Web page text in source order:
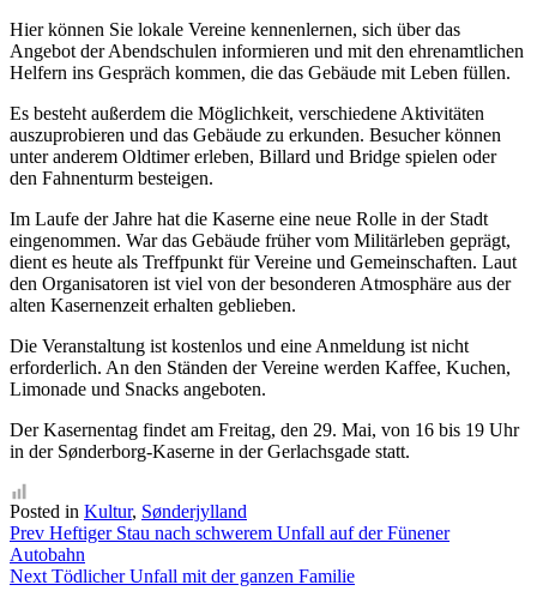
Hier können Sie lokale Vereine kennenlernen, sich über das
Angebot der Abendschulen informieren und mit den ehrenamtlichen
Helfern ins Gespräch kommen, die das Gebäude mit Leben füllen.
Es besteht außerdem die Möglichkeit, verschiedene Aktivitäten
auszuprobieren und das Gebäude zu erkunden. Besucher können
unter anderem Oldtimer erleben, Billard und Bridge spielen oder
den Fahnenturm besteigen.
Im Laufe der Jahre hat die Kaserne eine neue Rolle in der Stadt
eingenommen. War das Gebäude früher vom Militärleben geprägt,
dient es heute als Treffpunkt für Vereine und Gemeinschaften. Laut
den Organisatoren ist viel von der besonderen Atmosphäre aus der
alten Kasernenzeit erhalten geblieben.
Die Veranstaltung ist kostenlos und eine Anmeldung ist nicht
erforderlich. An den Ständen der Vereine werden Kaffee, Kuchen,
Limonade und Snacks angeboten.
Der Kasernentag findet am Freitag, den 29. Mai, von 16 bis 19 Uhr
in der Sønderborg-Kaserne in der Gerlachsgade statt.
Posted in Kultur, Sønderjylland
Beitragsnavigation
Prev Heftiger Stau nach schwerem Unfall auf der Fünener
Autobahn
Next Tödlicher Unfall mit der ganzen Familie